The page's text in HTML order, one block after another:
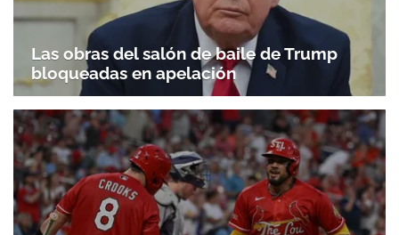
Las obras del salón de baile de Trump
bloqueadas en apelación